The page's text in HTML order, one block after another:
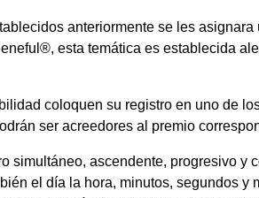
anteriormente se les
esta temática es establecida
coloquen su registro en uno de
ser acreedores al premio
simultáneo, ascendente, progresivo y
el día la hora, minutos, segundos